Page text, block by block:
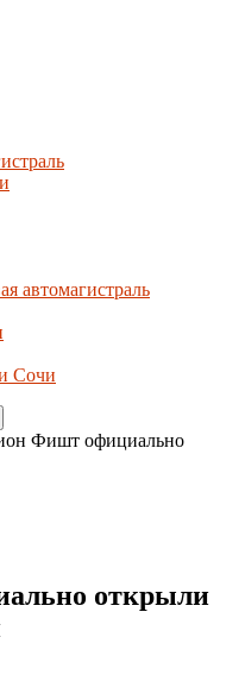
автомагистраль
Сочи
Фишт официально
открыли